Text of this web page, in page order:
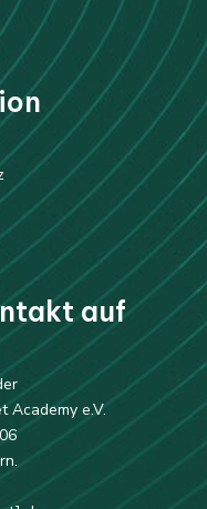
auf
Academy e.V.